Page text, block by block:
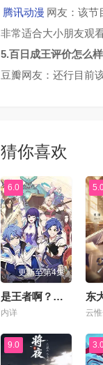
腾讯动漫 网友：该节
非常适合大小朋友观
5.百日成王评价怎么
豆瓣网友：还行目前
猜你喜欢
6.0
更新至第4集
是王者啊？第六季
内详
东
9.0